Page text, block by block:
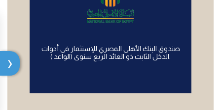
صندوق البنك الأهلى المصري للإستثمار فى أدوات